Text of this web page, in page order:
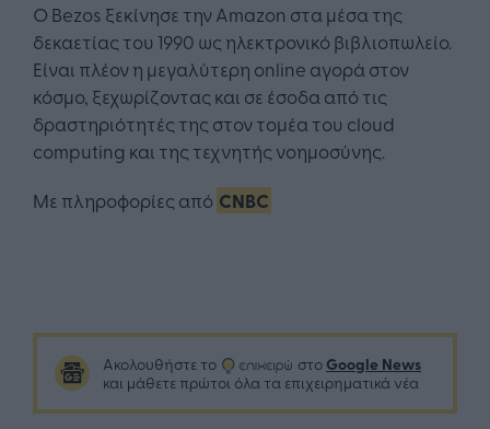
Ο Bezos ξεκίνησε την Amazon στα μέσα της
δεκαετίας του 1990 ως ηλεκτρονικό βιβλιοπωλείο.
Είναι πλέον η μεγαλύτερη online αγορά στον
κόσμο, ξεχωρίζοντας και σε έσοδα από τις
δραστηριότητές της στον τομέα του cloud
computing και της τεχνητής νοημοσύνης.
Με πληροφορίες από CNBC
Ακολουθήστε το στο Google News
και μάθετε πρώτοι όλα τα επιχειρηματικά νέα